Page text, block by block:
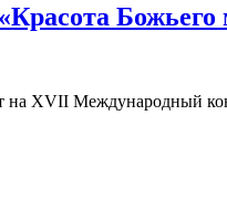
Божьего
на XVII Международный